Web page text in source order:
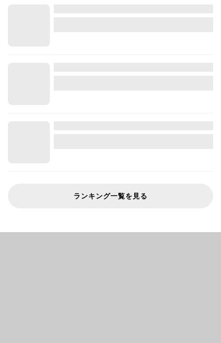
ランキング一覧を見る